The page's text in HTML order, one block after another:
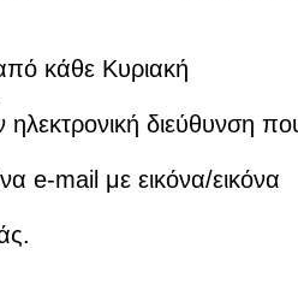
κάθε Κυριακή
διεύθυνση
e-mail με εικόνα/εικόνα